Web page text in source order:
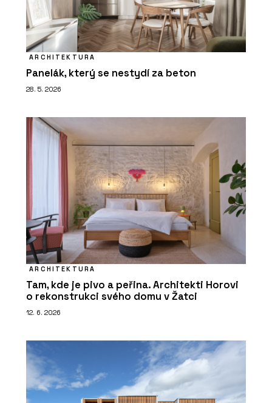
ARCHITEKTURA
Panelák, který se nestydí za beton
28. 5. 2026
ARCHITEKTURA
Tam, kde je pivo a peřina. Architekti Horovi
o rekonstrukci svého domu v Žatci
12. 6. 2026